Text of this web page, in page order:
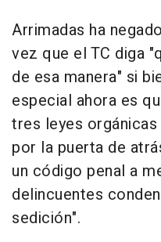
Arrimadas ha
vez que el TC diga
de esa manera" si
especial ahora es
tres leyes
por la puerta de
un código penal a
delincuentes
sedición".